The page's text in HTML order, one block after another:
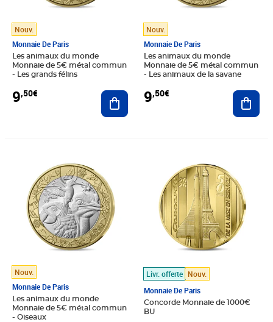
Nouv.
Monnaie De Paris
Les animaux du monde
Monnaie de 5€ métal commun
- Les grands félins
9,50€ Ajouter au panier
Nouv.
Monnaie De Paris
Les animaux du monde
Monnaie de 5€ métal commun
- Les animaux de la savane
9,50€
Nouv.
Monnaie De Paris
Les animaux du monde
Monnaie de 5€ métal commun
- Oiseaux
Livr. offerte Nouv.
Monnaie De Paris
Concorde Monnaie de 1000€
BU